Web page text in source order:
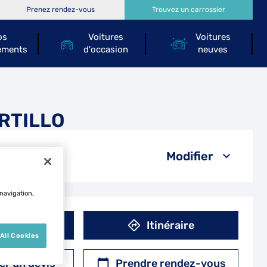
Voitures
d'occasion
Voitures
neuves
Prenez rendez-vous Trouvez un carrossier
Modifier
Itinéraire
un devis Prendre rendez-vous
Cookies